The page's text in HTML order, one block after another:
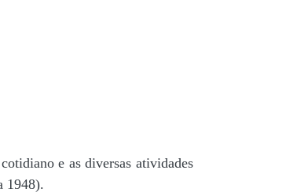
e as diversas atividades
1948).